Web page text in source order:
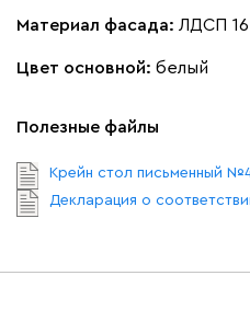
Материал фасада: ЛДСП
Цвет основной: белый
Полезные файлы
Декларация о